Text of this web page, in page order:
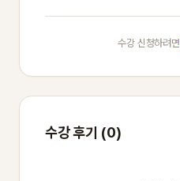
수강 신청하려면
수강 후기 (0)